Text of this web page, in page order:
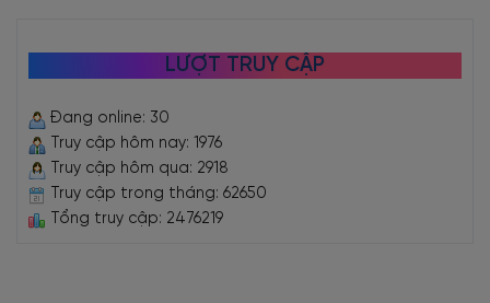
LƯỢT TRUY CẬP
Đang online: 30
Truy cập hôm nay: 1976
Truy cập hôm qua: 2918
Truy cập trong tháng: 62650
Tổng truy cập: 2476219